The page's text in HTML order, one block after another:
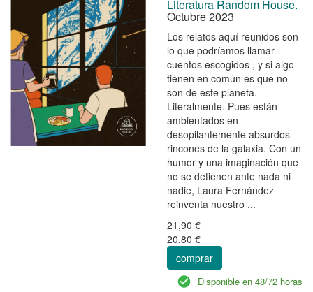
Literatura Random House.
Octubre 2023
Los relatos aquí reunidos son
lo que podríamos llamar
cuentos escogidos , y si algo
tienen en común es que no
son de este planeta.
Literalmente. Pues están
ambientados en
desopilantemente absurdos
rincones de la galaxia. Con un
humor y una imaginación que
no se detienen ante nada ni
nadie, Laura Fernández
reinventa nuestro ...
21,90 €
20,80 €
comprar
Disponible en 48/72 horas